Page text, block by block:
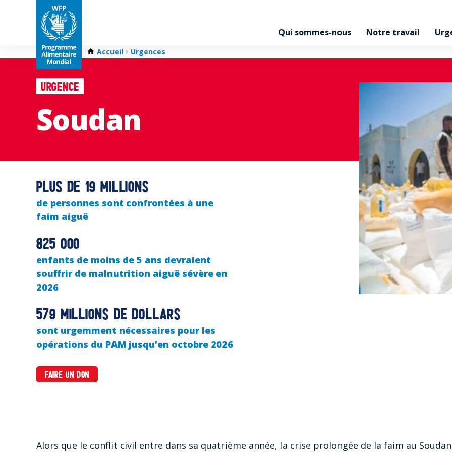
Qui sommes-nous Notre travail
Accueil Urgences
Urgence
Soudan
Plus de 19 millions
de personnes sont confrontées à une
faim aiguë
825 000
enfants de moins de 5 ans devraient
souffrir de malnutrition aiguë sévère en
2026
579 millions de dollars
sont urgemment nécessaires pour les
opérations du PAM jusqu’en octobre 2026
FAIRE UN DON
Alors que le conflit civil entre dans sa quatrième année, la crise prolongée de la faim au